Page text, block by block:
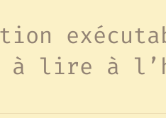
à lire à